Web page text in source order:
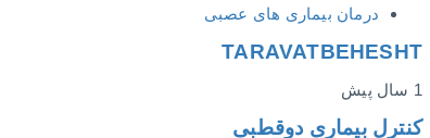
درمان بیماری های عصبی
TARAVATBEHESHT
1 سال پیش
کنترل بیماری دوقطبی